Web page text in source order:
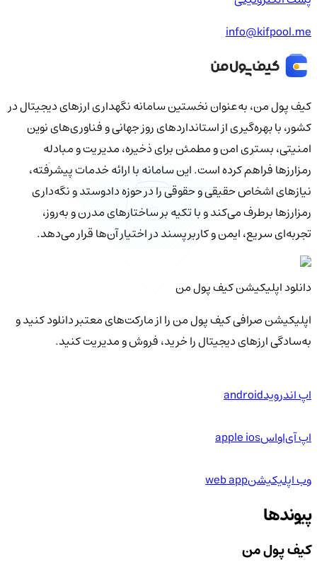
info@kifpool.me
کیف‌ پول من، به‌عنوان نخستین سامانه نگهداری ارزهای دیجیتال در
کشور، با بهره‌گیری از استانداردهای روز جهانی و فناوری‌های نوین
امنیتی، بستری امن و مطمئن برای ذخیره، مدیریت و مبادله
رمزارزها فراهم کرده است. این سامانه با ارائه خدمات پیشرفته،
نیازهای اشخاص حقیقی و حقوقی را در حوزه دادوستد و نگه‌داری
رمزارزها برطرف می‌کند و با تکیه بر ساختارهای مدرن و به‌روز،
تجربه‌ای سریع، ایمن و کاربرپسند در اختیار آن‌ها قرار می‌دهد.
دانلود اپلیکیشن کیف‌ پول من
اپلیکیشن صرافی کیف پول من را از مارکت‌های معتبر دانلود کنید و
به‌سادگی ارزهای دیجیتال را خرید، فروش و مدیریت کنید.
اپ اندرویدandroid
اپ آی‌او‌اسapple ios
وب اپلیکیشنweb app
پیوندها
کیف پول من